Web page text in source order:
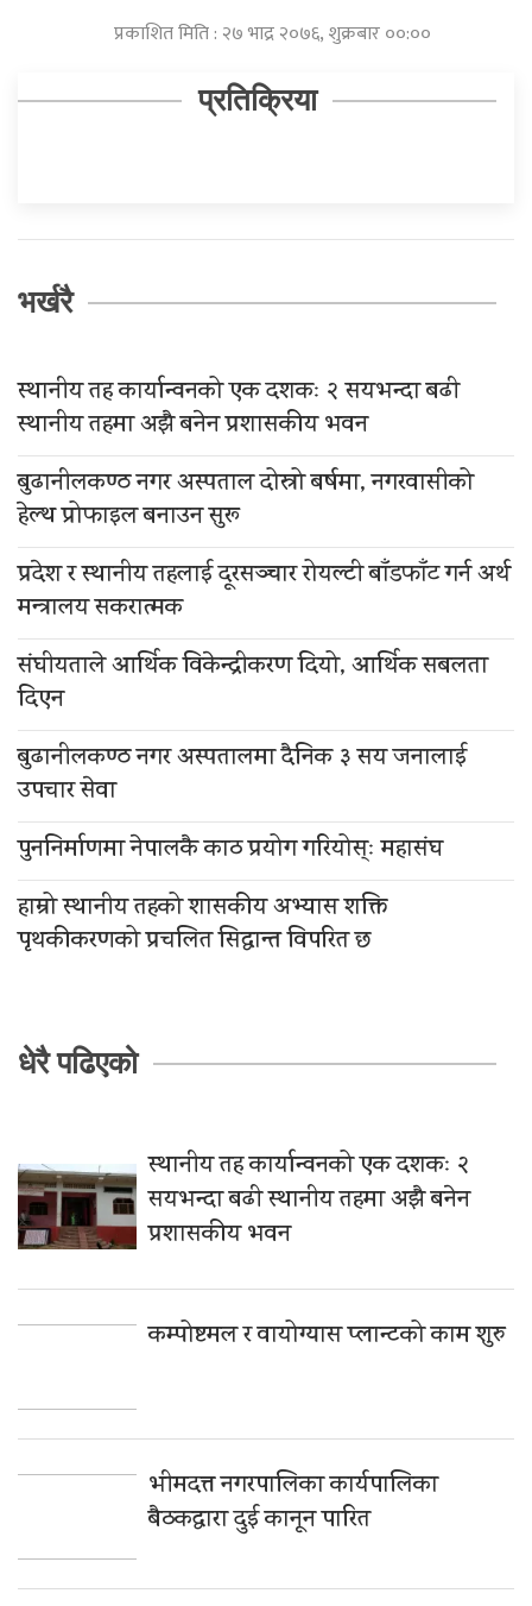
प्रकाशित मिति : २७ भाद्र २०७६, शुक्रबार ००:००
प्रतिक्रिया
भर्खरै
स्थानीय तह कार्यान्वनको एक दशकः २ सयभन्दा बढी
स्थानीय तहमा अझै बनेन प्रशासकीय भवन
बुढानीलकण्ठ नगर अस्पताल दोस्रो बर्षमा, नगरवासीको
हेल्थ प्रोफाइल बनाउन सुरू
प्रदेश र स्थानीय तहलाई दूरसञ्चार रोयल्टी बाँडफाँट गर्न अर्थ
मन्त्रालय सकरात्मक
संघीयताले आर्थिक विकेन्द्रीकरण दियो, आर्थिक सबलता
दिएन
बुढानीलकण्ठ नगर अस्पतालमा दैनिक ३ सय जनालाई
उपचार सेवा
पुननिर्माणमा नेपालकै काठ प्रयोग गरियोस्ः महासंघ
हाम्रो स्थानीय तहको शासकीय अभ्यास शक्ति
पृथकीकरणको प्रचलित सिद्धान्त विपरित छ
धेरै पढिएको
स्थानीय तह कार्यान्वनको एक दशकः २
सयभन्दा बढी स्थानीय तहमा अझै बनेन
प्रशासकीय भवन
कम्पोष्टमल र वायोग्यास प्लान्टको काम शुरु
भीमदत्त नगरपालिका कार्यपालिका
बैठकद्वारा दुई कानून पारित